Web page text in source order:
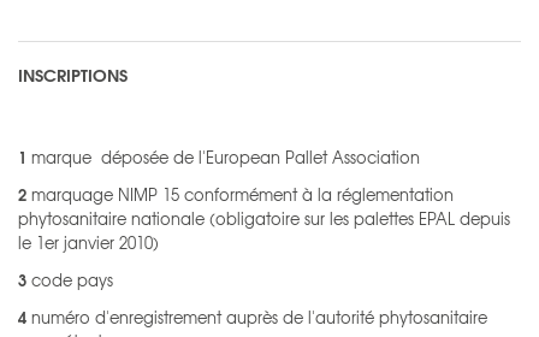
INSCRIPTIONS
1 marque déposée de l'European Pallet Association
2 marquage NIMP 15 conformément à la réglementation
phytosanitaire nationale (obligatoire sur les palettes EPAL depuis
le 1er janvier 2010)
3 code pays
4 numéro d'enregistrement auprès de l'autorité phytosanitaire